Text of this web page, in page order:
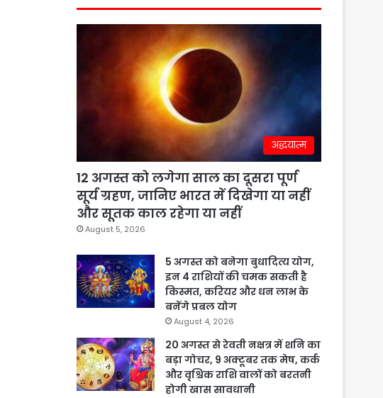
अद्धयात्म
12 अगस्त को लगेगा साल का दूसरा पूर्ण
सूर्य ग्रहण, जानिए भारत में दिखेगा या नहीं
और सूतक काल रहेगा या नहीं
August 5, 2026
5 अगस्त को बनेगा बुधादित्य योग,
इन 4 राशियों की चमक सकती है
किस्मत, करियर और धन लाभ के
बनेंगे प्रबल योग
August 4, 2026
20 अगस्त से रेवती नक्षत्र में शनि का
बड़ा गोचर, 9 अक्टूबर तक मेष, कर्क
और वृश्चिक राशि वालों को बरतनी
होगी खास सावधानी